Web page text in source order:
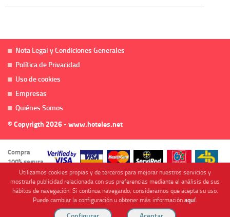
Nota Legal y Condiciones Generales
Política de Privacidad
Uso de cookies
Empresas
Quiénes Somos
© Copyrigth 2026 - www.hoteles.net
Compra
100% segura
Cofinanciado por
Utilizamos cookies propias y de terceros para mejorar nuestros servicios y
mostrarle publicidad relacionada con sus preferencias mediante el análisis de sus
hábitos de navegación. Si continua navegando, consideramos que acepta su uso.
Puede cambiar la configuración u obtener más informaciónaquí.